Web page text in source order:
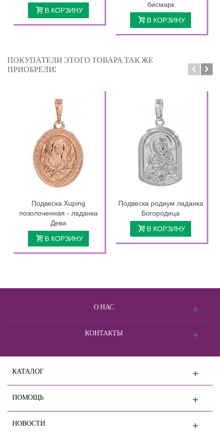
В КОРЗИНУ
бисмарк
В КОРЗИНУ
ПОКУПАТЕЛИ ЭТОГО ТОВАРА ТАК ЖЕ
ПРИОБРЕЛИ:
Подвеска Xuping
позолоченная - ладанка
Дева
В КОРЗИНУ
Подвеска родиум ладанка
Богородица
В КОРЗИНУ
О НАС
КОНТАКТЫ
КАТАЛОГ
ПОМОЩЬ
НОВОСТИ